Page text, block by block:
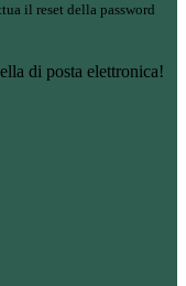
il reset della password
di posta elettronica!